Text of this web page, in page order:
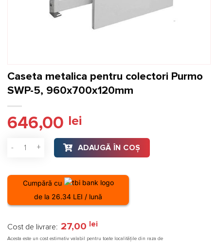
Caseta metalica pentru colectori Purmo
SWP-5, 960x700x120mm
646,00 lei
Cantitate Caseta metalica pentru colectori Purmo SWP-5,
ADAUGĂ ÎN COȘ
Cumpără cu
de la 26.34 LEI / lună
Cost de livrare: 27,00 lei
Acesta este un cost estimativ valabil pentru toate localitățile din raza de